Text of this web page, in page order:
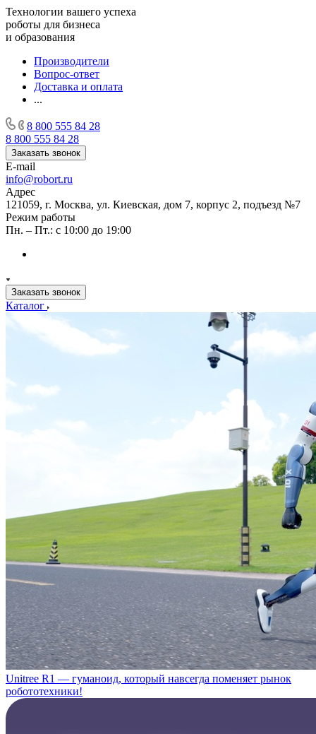
Технологии вашего успеха
роботы для бизнеса
и образования
Производители
Вопрос-ответ
Доставка и оплата
...
8 800 555 84 28
8 800 555 84 28
Заказать звонок
E-mail
info@robort.ru
Адрес
121059, г. Москва, ул. Киевская, дом 7, корпус 2, подъезд №7
Режим работы
Пн. – Пт.: с 10:00 до 19:00
Заказать звонок
Каталог
Unitree R1 — гуманоид, который навсегда поменяет рынок
робототехники!